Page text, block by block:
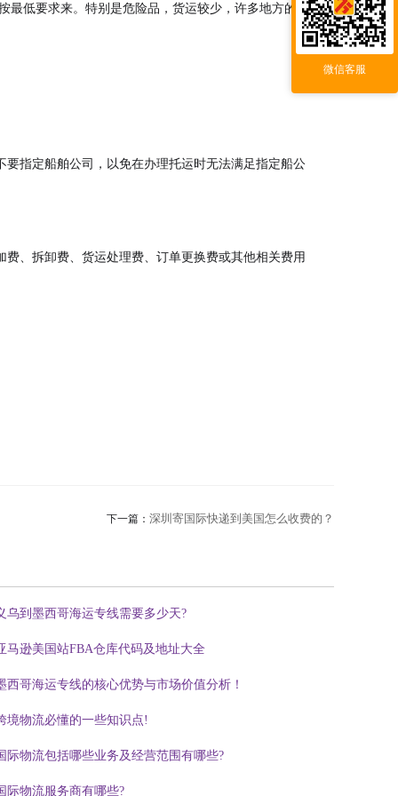
最低要求来。特别是危险品，货运较少，许多地方的都
指定船舶公司，以免在办理托运时无法满足指定船公
、拆卸费、货运处理费、订单更换费或其他相关费用
下一篇： 深圳寄国际快递到美国怎么收费的？
乌到墨西哥海运专线需要多少天?
马逊美国站FBA仓库代码及地址大全
西哥海运专线的核心优势与市场价值分析！
境物流必懂的一些知识点!
际物流包括哪些业务及经营范围有哪些?
际物流服务商有哪些?
微信客服